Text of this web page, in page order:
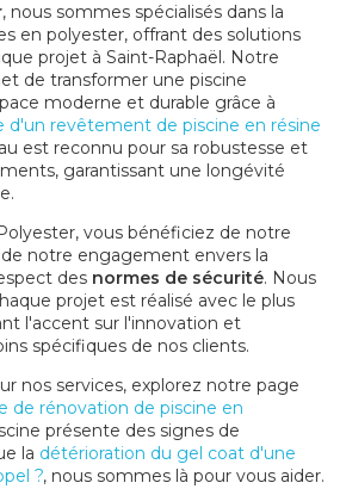
, nous sommes spécialisés dans la
en polyester, offrant des solutions
projet à Saint-Raphaël. Notre
de transformer une piscine
moderne et durable grâce à
d'un revêtement de piscine en résine
est reconnu pour sa robustesse et
garantissant une longévité
vous bénéficiez de notre
notre engagement envers la
des normes de sécurité. Nous
projet est réalisé avec le plus
l'accent sur l'innovation et
spécifiques de nos clients.
nos services, explorez notre page
de rénovation de piscine en
présente des signes de
la détérioration du gel coat d'une
?, nous sommes là pour vous aider.